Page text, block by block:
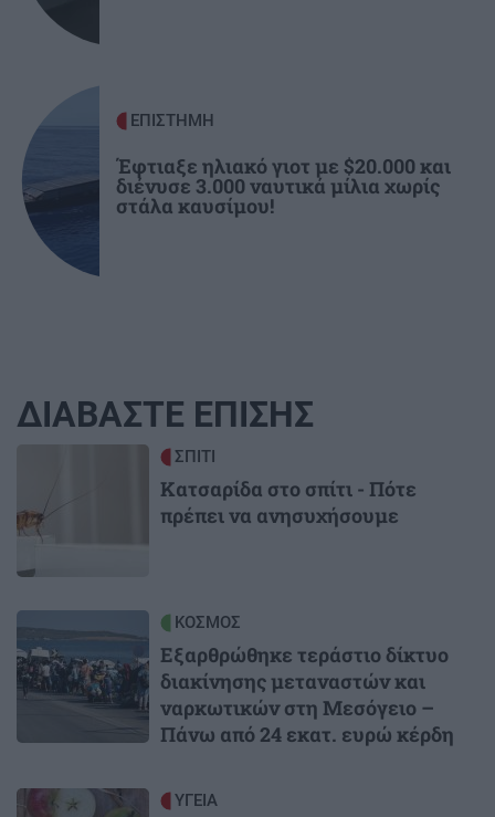
ΕΠΙΣΤΗΜΗ
Έφτιαξε ηλιακό γιοτ με $20.000 και
διένυσε 3.000 ναυτικά μίλια χωρίς
στάλα καυσίμου!
ΔΙΑΒΑΣΤΕ ΕΠΙΣΗΣ
ΣΠΙΤΙ
Κατσαρίδα στο σπίτι - Πότε
πρέπει να ανησυχήσουμε
ΚΟΣΜΟΣ
Εξαρθρώθηκε τεράστιο δίκτυο
διακίνησης μεταναστών και
ναρκωτικών στη Μεσόγειο –
Πάνω από 24 εκατ. ευρώ κέρδη
Image ΥΓΕΙΑ